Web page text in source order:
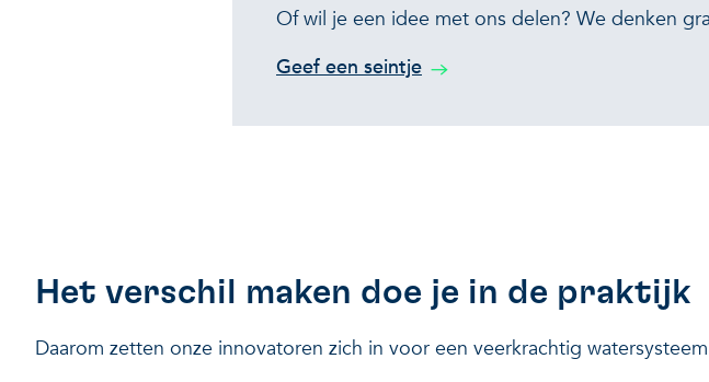
Of wil je een idee met ons delen? We denken
Geef een seintje
Het verschil maken doe je in de praktijk
Daarom zetten onze innovatoren zich in voor een veerkrachtig